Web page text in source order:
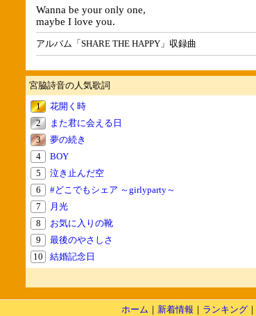
Wanna be your only one,
maybe I love you.
アルバム「SHARE THE HAPPY」収録曲
宮脇詩音の人気歌詞
1
花開く時
2
また君に会える日
3
夢の続き
4
BOY
5
泣き止んだ空
6
#どこでもシェア ～girlyparty～
7
月光
8
お気に入りの靴
9
最後のやさしさ
10
結婚記念日
ホーム ｜ 新着情報 ｜ ランキング ｜